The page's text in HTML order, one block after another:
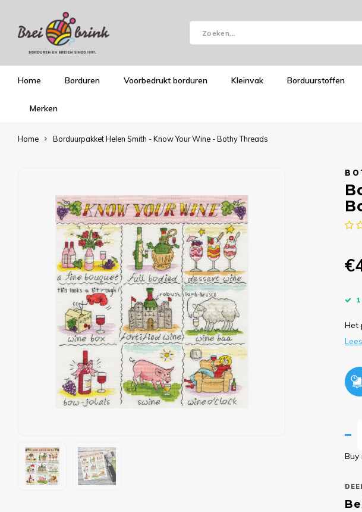
Home Borduren Voorbedrukt borduren Kleinvak Borduurstoffen
Merken
Home Borduurpakket Helen Smith - Know Your Wine - Bothy Threads
Het
Buy